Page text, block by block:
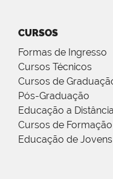
CURSOS
Formas de Ingresso
Cursos Técnicos
Cursos de
Pós-Graduação
Educação a Distância
Cursos de
Educação de